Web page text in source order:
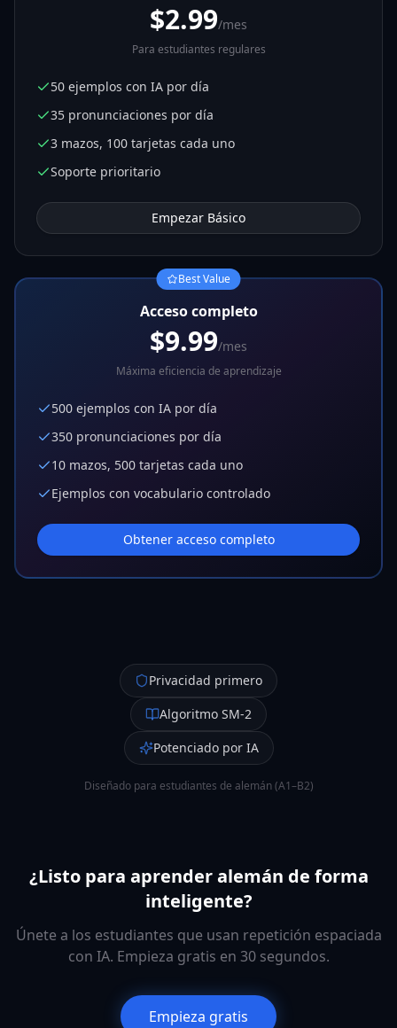
$2.99/mes
Para estudiantes regulares
50 ejemplos con IA por día
35 pronunciaciones por día
3 mazos, 100 tarjetas cada uno
Soporte prioritario
Empezar Básico
Best Value
Acceso completo
$9.99/mes
Máxima eficiencia de aprendizaje
500 ejemplos con IA por día
350 pronunciaciones por día
10 mazos, 500 tarjetas cada uno
Ejemplos con vocabulario controlado
Obtener acceso completo
Privacidad primero
Algoritmo SM-2
Potenciado por IA
Diseñado para estudiantes de alemán (A1–B2)
¿Listo para aprender alemán de forma
inteligente?
Únete a los estudiantes que usan repetición espaciada
con IA. Empieza gratis en 30 segundos.
Empieza gratis